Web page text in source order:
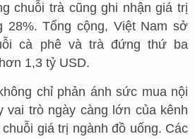
chuỗi trà cũng ghi nhận giá trị
28%. Tổng cộng, Việt Nam sở
cà phê và trà đứng thứ ba
1,3 tỷ USD.
chỉ phản ánh sức mua nội
vai trò ngày càng lớn của kênh
giá trị ngành đồ uống. Các